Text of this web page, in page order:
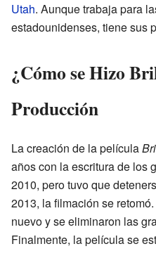
Utah. Aunque trabaja para
estadounidenses, tiene sus
¿Cómo se Hizo
Producción
La creación de la película
años con la escritura de los
2010, pero tuvo que
2013, la filmación se
nuevo y se eliminaron las
Finalmente, la película se